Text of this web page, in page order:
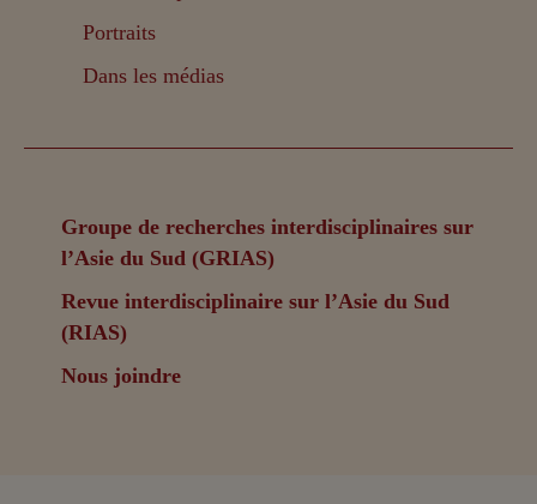
Portraits
Dans les médias
Groupe de recherches interdisciplinaires sur
l’Asie du Sud (GRIAS)
Revue interdisciplinaire sur l’Asie du Sud
(RIAS)
Nous joindre